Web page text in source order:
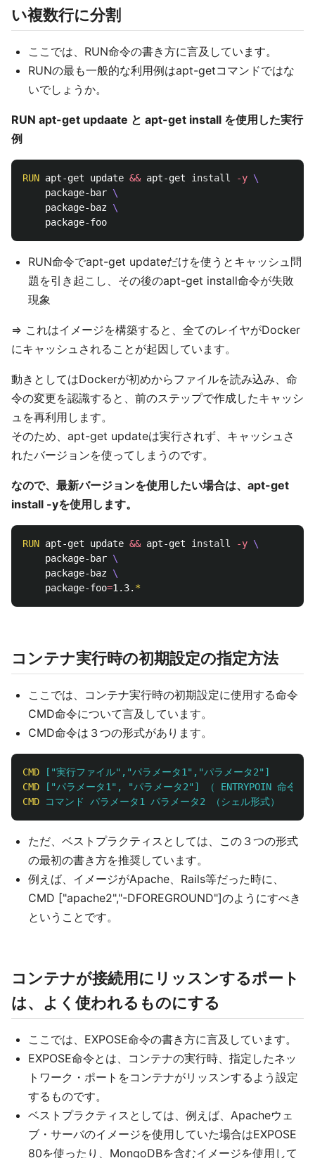
い複数行に分割
ここでは、RUN命令の書き方に言及しています。
RUNの最も一般的な利用例はapt-getコマンドではな
いでしょうか。
RUN apt-get updaate と apt-get install を使用した実行
例
RUN apt-get update && apt-get install -y
    package-bar
    package-baz
RUN命令でapt-get updateだけを使うとキャッシュ問
題を引き起こし、その後のapt-get install命令が失敗
現象
=> これはイメージを構築すると、全てのレイヤがDocker
にキャッシュされることが起因しています。
動きとしてはDockerが初めからファイルを読み込み、命
令の変更を認識すると、前のステップで作成したキャッシ
ュを再利用します。
そのため、apt-get updateは実行されず、キャッシュさ
れたバージョンを使ってしまうのです。
なので、最新バージョンを使用したい場合は、apt-get
install -yを使用します。
RUN apt-get update && apt-get install -y
    package-bar
    package-baz
    package-foo
=1.3. *
コンテナ実行時の初期設定の指定方法
ここでは、コンテナ実行時の初期設定に使用する命令
CMD命令について言及しています。
CMD命令は３つの形式があります。
CMD ["実行ファイル","パラメータ1","パラメータ2"]
CMD ["パラメータ1", "パラメータ2"] （ ENTRYPOIN 命令に対
CMD コマンド パラメータ1 パラメータ2 （シェル形式）
ただ、ベストプラクティスとしては、この３つの形式
の最初の書き方を推奨しています。
例えば、イメージがApache、Rails等だった時に、
CMD ["apache2","-DFOREGROUND"]のようにすべき
ということです。
コンテナが接続用にリッスンするポート
は、よく使われるものにする
ここでは、EXPOSE命令の書き方に言及しています。
EXPOSE命令とは、コンテナの実行時、指定したネッ
トワーク・ポートをコンテナがリッスンするよう設定
するものです。
ベストプラクティスとしては、例えば、Apacheウェ
ブ・サーバのイメージを使用していた場合はEXPOSE
80を使ったり、MongoDBを含むイメージを使用して